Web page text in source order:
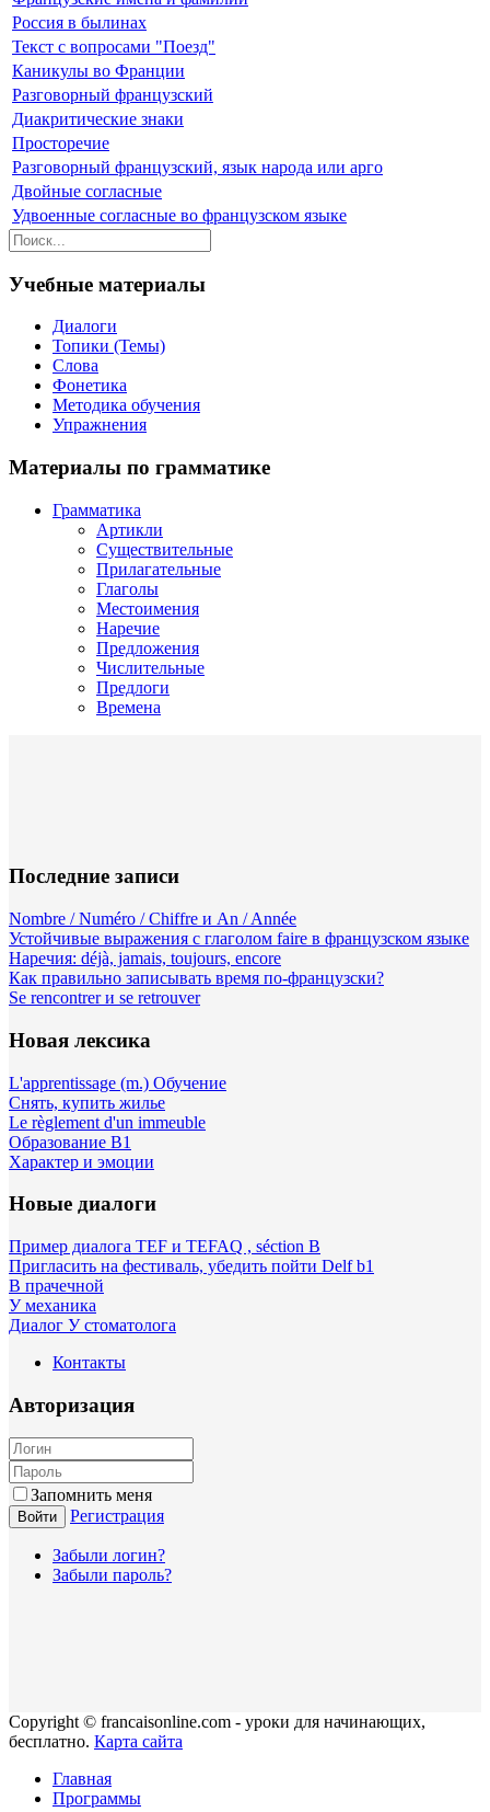
Россия в былинах
Текст с вопросами "Поезд"
Каникулы во Франции
Разговорный французский
Диакритические знаки
Просторечие
Разговорный французский, язык народа или арго
Двойные согласные
Удвоенные согласные во французском языке
Учебные материалы
Диалоги
Топики (Темы)
Слова
Фонетика
Методика обучения
Упражнения
Материалы по грамматике
Грамматика
Артикли
Существительные
Прилагательные
Глаголы
Местоимения
Наречие
Предложения
Числительные
Предлоги
Времена
Последние записи
Nombre / Numéro / Chiffre и An / Année
Устойчивые выражения с глаголом faire в французском языке
Наречия: déjà, jamais, toujours, encore
Как правильно записывать время по-французски?
Se rencontrer и se retrouver
Новая лексика
L'apprentissage (m.) Обучение
Снять, купить жилье
Le règlement d'un immeuble
Образование B1
Характер и эмоции
Новые диалоги
Пример диалога TEF и TEFAQ , séction B
Пригласить на фестиваль, убедить пойти Delf b1
В прачечной
У механика
Диалог У стоматолога
Контакты
Авторизация
Запомнить меня
Войти Регистрация
Забыли логин?
Забыли пароль?
Copyright © francaisonline.com - уроки для начинающих,
бесплатно. Карта сайта
Главная
Программы